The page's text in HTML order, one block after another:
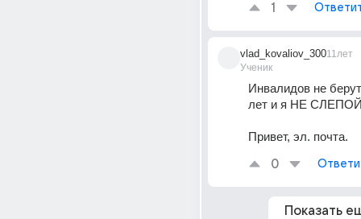
1
vlad_kovaliov_300
Ученик
11лет
Инвалидов не
лет и я НЕ
Привет, эл. почта.
0
Показать